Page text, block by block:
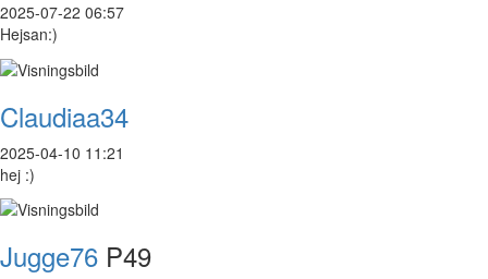
2025-07-22 06:57
Hejsan:)
Claudiaa34
2025-04-10 11:21
hej :)
Jugge76 P49